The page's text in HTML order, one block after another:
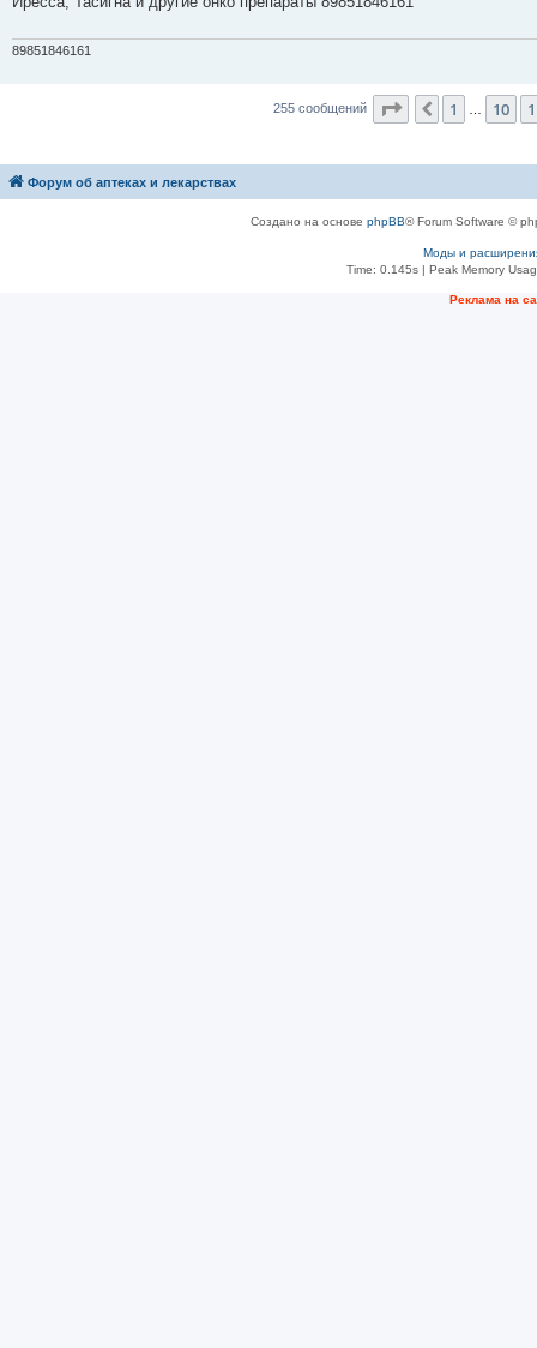
щ
и
89851846161
255 сообщений Страница 12из
Пред.
1 10
Форум об аптеках и лекарствах
Создано на основе phpBB® Forum Software ©
Моды и
Time: 0.145s| Peak Memory
Рeклама на